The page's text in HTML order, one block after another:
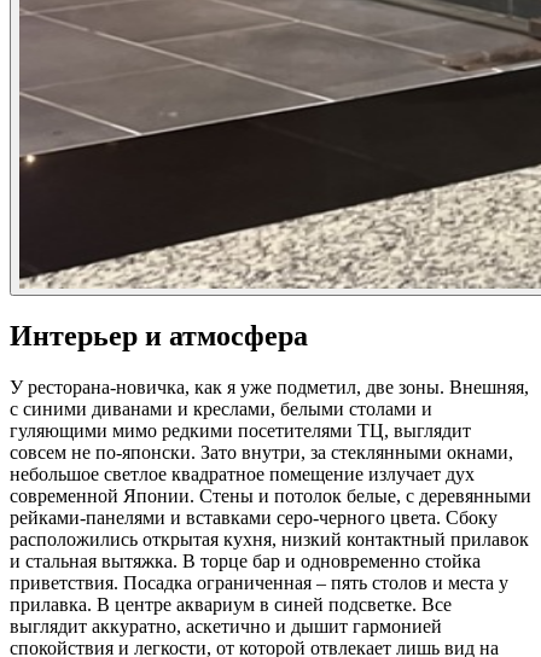
Интерьер и атмосфера
У ресторана-новичка, как я уже подметил, две зоны. Внешняя,
с синими диванами и креслами, белыми столами и
гуляющими мимо редкими посетителями ТЦ, выглядит
совсем не по-японски. Зато внутри, за стеклянными окнами,
небольшое светлое квадратное помещение излучает дух
современной Японии. Стены и потолок белые, с деревянными
рейками-панелями и вставками серо-черного цвета. Сбоку
расположились открытая кухня, низкий контактный прилавок
и стальная вытяжка. В торце бар и одновременно стойка
приветствия. Посадка ограниченная – пять столов и места у
прилавка. В центре аквариум в синей подсветке. Все
выглядит аккуратно, аскетично и дышит гармонией
спокойствия и легкости, от которой отвлекает лишь вид на